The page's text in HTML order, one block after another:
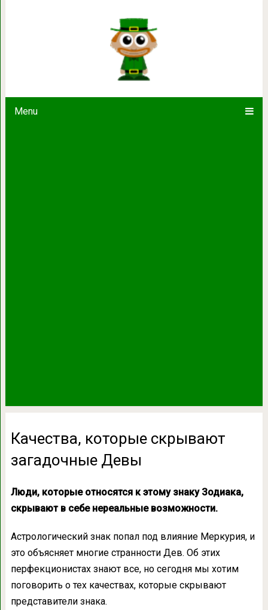
Menu
Качества, которые
Качества, которые скрывают
загадочные Девы
Люди, которые относятся к этому знаку Зодиака,
скрывают в себе нереальные возможности.
Астрологический знак попал под влияние Меркурия, и
это объясняет многие странности Дев. Об этих
перфекционистах знают все, но сегодня мы хотим
поговорить о тех качествах, которые скрывают
представители знака.